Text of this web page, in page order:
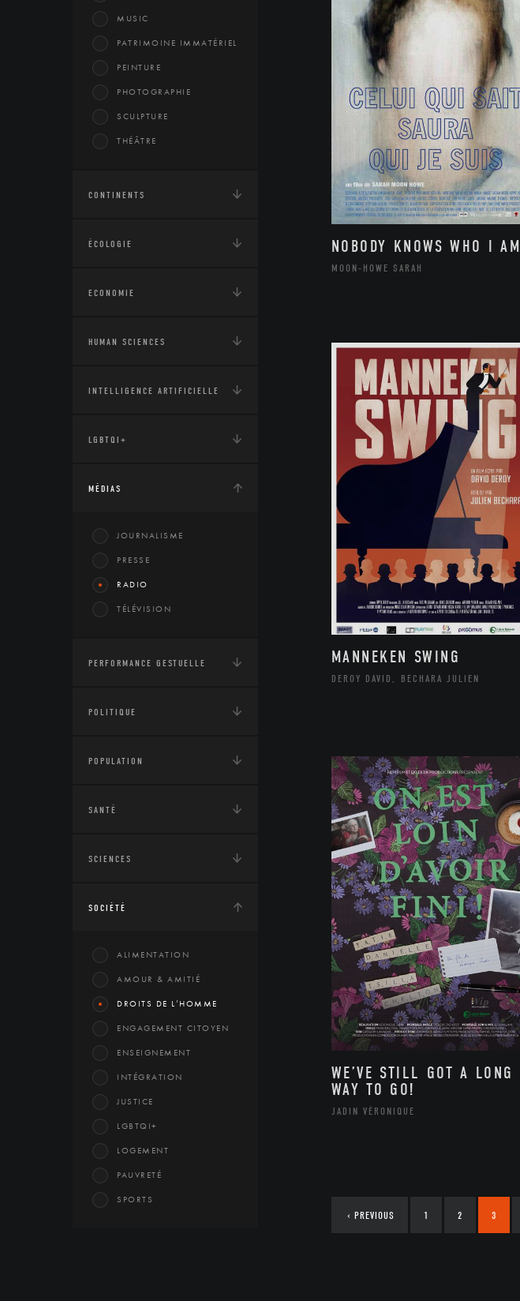
MUSIC
PATRIMOINE IMMATÉRIEL
PEINTURE
PHOTOGRAPHIE
SCULPTURE
THÉÂTRE
CONTINENTS
ÉCOLOGIE
ECONOMIE
HUMAN SCIENCES
INTELLIGENCE ARTIFICIELLE
LGBTQI+
MÉDIAS
JOURNALISME
PRESSE
RADIO
TÉLÉVISION
PERFORMANCE GESTUELLE
POLITIQUE
POPULATION
SANTÉ
SCIENCES
SOCIÉTÉ
ALIMENTATION
AMOUR & AMITIÉ
DROITS DE L’HOMME
ENGAGEMENT CITOYEN
ENSEIGNEMENT
INTÉGRATION
JUSTICE
LGBTQI+
LOGEMENT
PAUVRETÉ
SPORTS
NOBODY KNOWS WHO I AM
MOON-HOWE SARAH
MANNEKEN SWING
DEROY DAVID, BECHARA JULIEN
WE’VE STILL GOT A LONG
WAY TO GO!
JADIN VÉRONIQUE
‹ PREVIOUS 1 2 3